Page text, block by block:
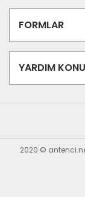
FORMLAR
YARDIM
2020 ©